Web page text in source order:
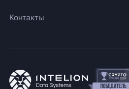
Контакты